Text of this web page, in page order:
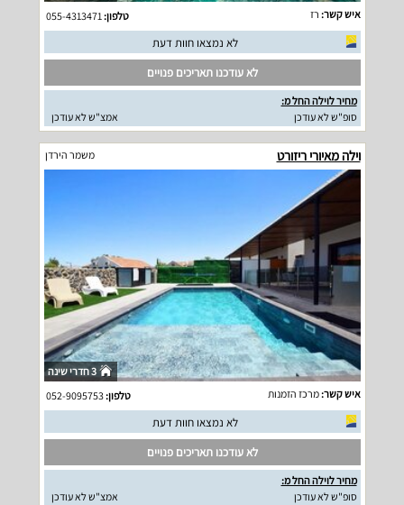
איש קשר: רז טלפון:
לא נמצאו חוות דעת
לא עודכנו תאריכים פנויים
מחיר לוילה החל מ:
סופ"ש לא עודכן
אמצ"ש לא עודכן
וילה מאיורי ריזורט משמר הירדן
3 חדרי שינה
איש קשר:מרכז הזמנות טלפון:052-9095753
לא נמצאו חוות דעת
לא עודכנו תאריכים פנויים
מחיר לוילה החל מ:
סופ"ש לא עודכן
אמצ"ש לא עודכן